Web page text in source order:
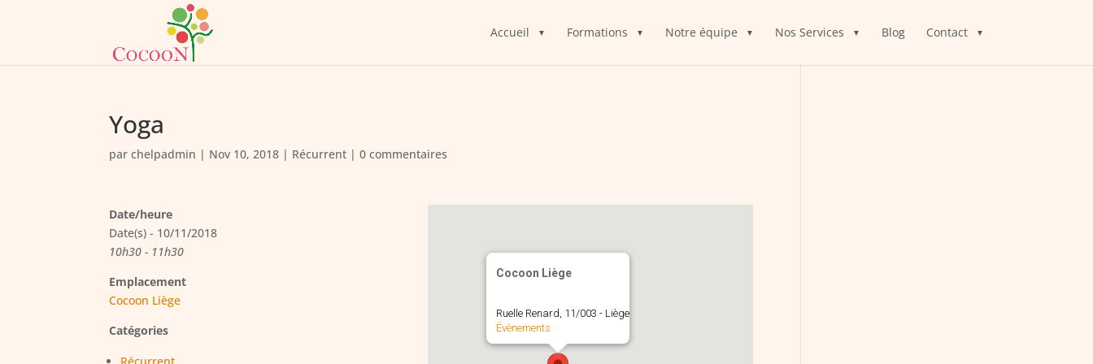
Accueil Formations Notre équipe Nos Services Blog Contact
Yoga
parchelpadmin | Nov 10, 2018 | Récurrent |0 commentaires
Cocoon Liège
Ruelle Renard, 11/003 - Liège
Évènements
Date/heure
Date(s) - 10/11/2018
10h30 - 11h30
Emplacement
Cocoon Liège
Catégories